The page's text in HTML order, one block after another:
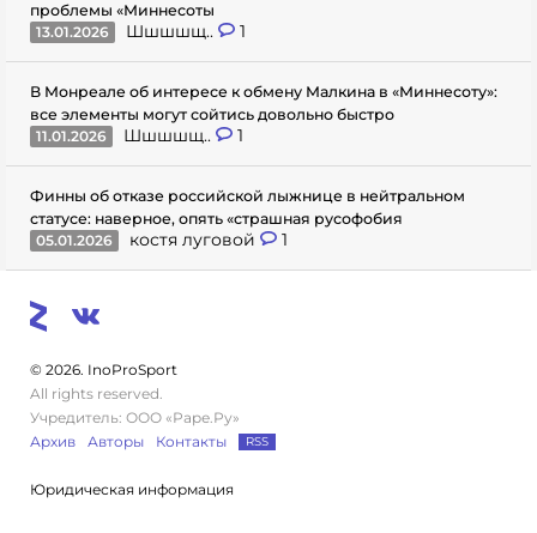
проблемы «Миннесоты
13.01.2026
Шшшшщ.. 1
В Монреале об интересе к обмену Малкина в «Миннесоту»:
все элементы могут сойтись довольно быстро
11.01.2026
Шшшшщ.. 1
Финны об отказе российской лыжнице в нейтральном
статусе: наверное, опять «страшная русофобия
05.01.2026
костя луговой 1
© 2026. InoProSport
All rights reserved.
Учредитель: ООО «Раре.Ру»
Архив
Авторы Контакты RSS
Юридическая информация